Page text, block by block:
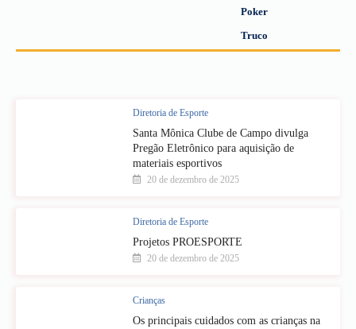
Poker
Truco
Diretoria de Esporte
Santa Mônica Clube de Campo divulga
Pregão Eletrônico para aquisição de
materiais esportivos
20 de dezembro de 2025
Diretoria de Esporte
Projetos PROESPORTE
20 de dezembro de 2025
Crianças
Os principais cuidados com as crianças na